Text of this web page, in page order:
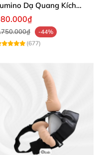
Dạ Quang Kích
Mua Ngay
-44%
(677)